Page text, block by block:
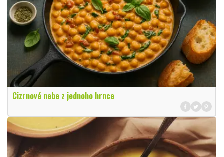
Cizrnové nebe z jednoho hrnce